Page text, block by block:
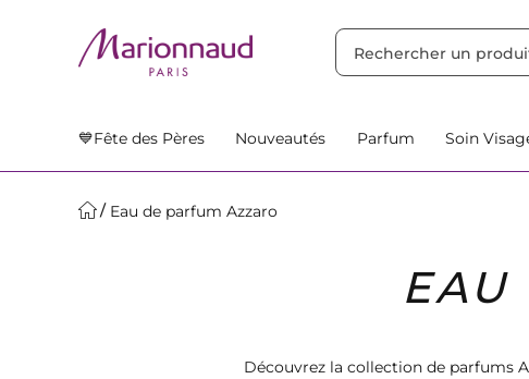
💙Fête des Pères Nouveautés Parfum Soin
Eau de parfum Azzaro
EAU
Découvrez la collection de parfums